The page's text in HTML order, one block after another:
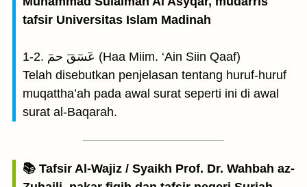
tafsir Universitas Islam Madinah
1-2. عٓسٓقٓ حمٓ (Haa Miim. ‘Ain Siin Qaaf)
Telah disebutkan penjelasan tentang huruf-huruf
muqattha’ah pada awal surat seperti ini di awal
surat al-Baqarah.
📚 Tafsir Al-Wajiz / Syaikh Prof. Dr. Wahbah az-